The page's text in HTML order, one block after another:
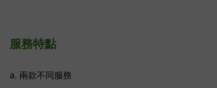
服務特點
a. 兩款不同服務